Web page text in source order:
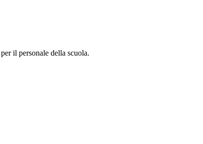
il personale della scuola.